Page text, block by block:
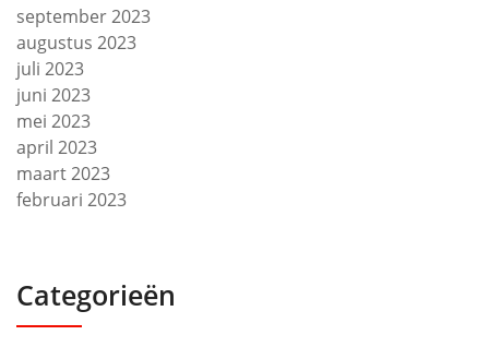
september 2023
augustus 2023
juli 2023
juni 2023
mei 2023
april 2023
maart 2023
februari 2023
Categorieën